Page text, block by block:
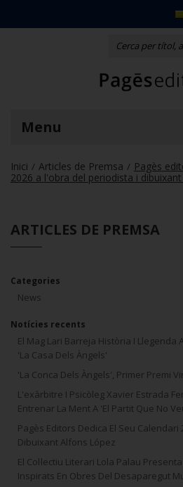
Menu
Inici / Articles de Premsa / Pagès
2026 a l'obra del periodista i
ARTICLES DE PREMSA
Categories
News
Notícies recents
El Mag Lari Barreja Història I Llegenda
'La Casa Dels Àngels'
'La Conca Dels Àngels', Primer Premi
L'exàrbitre I Psicòleg Xavier Estrada
Entrenar La Ment A 'El Partit Que No
Pagès Editors Dedica El Seu Calendari
Dibuixant Alfons López
El Col·lectiu Literari Lola Palau
Inspirats En Obres Del Desaparegut